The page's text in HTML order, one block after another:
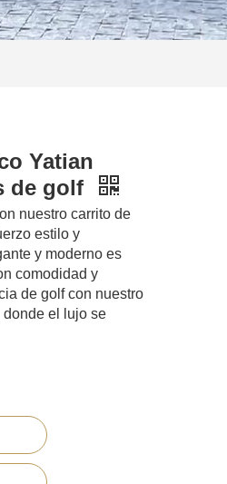
Yatian
de golf
nuestro carrito de
estilo y
y moderno es
comodidad y
de golf con nuestro
donde el lujo se